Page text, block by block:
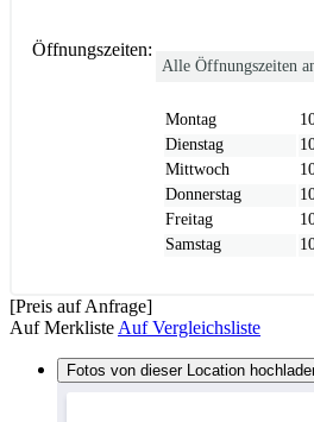
Öffnungszeiten:
Alle Öffnungszeiten
Montag
Dienstag
Mittwoch
Donnerstag
Freitag
Samstag
[Preis auf Anfrage]
Auf Merkliste Auf Vergleichsliste
Fotos von dieser Location